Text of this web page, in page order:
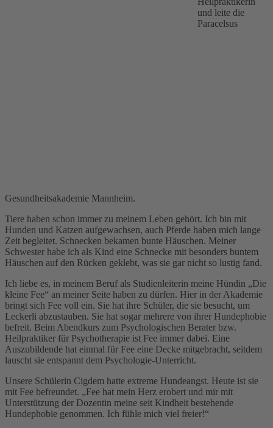
und leite die
Paracelsus
Gesundheitsakademie Mannheim.
Tiere haben schon immer zu meinem Leben gehört. Ich bin mit
Hunden und Katzen aufgewachsen, auch Pferde haben mich lange
Zeit begleitet. Schnecken bekamen bunte Häuschen. Meiner
Schwester habe ich als Kind eine Schnecke mit besonders buntem
Häuschen auf den Rücken geklebt, was sie gar nicht so lustig fand.
Ich liebe es, in meinem Beruf als Studienleiterin meine Hündin „Die
kleine Fee“ an meiner Seite haben zu dürfen. Hier in der Akademie
bringt sich Fee voll ein. Sie hat ihre Schüler, die sie besucht, um
Leckerli abzustauben. Sie hat sogar mehrere von ihrer Hundephobie
befreit. Beim Abendkurs zum Psychologischen Berater bzw.
Heilpraktiker für Psychotherapie ist Fee immer dabei. Eine
Auszubildende hat einmal für Fee eine Decke mitgebracht, seitdem
lauscht sie entspannt dem Psychologie-Unterricht.
Unsere Schülerin Cigdem hatte extreme Hundeangst. Heute ist sie
mit Fee befreundet. „Fee hat mein Herz erobert und mir mit
Unterstützung der Dozentin meine seit Kindheit bestehende
Hundephobie genommen. Ich fühle mich viel freier!“